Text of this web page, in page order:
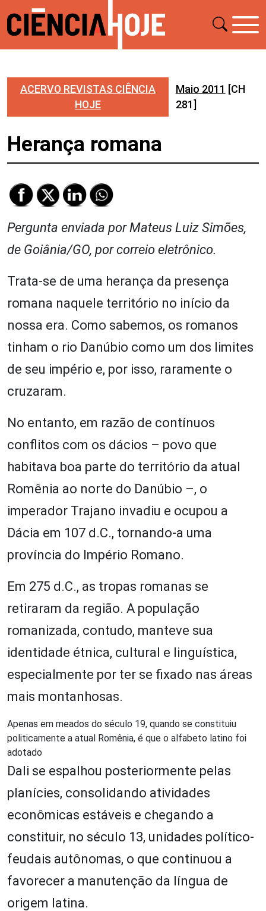
ACERVO REVISTAS CIÊNCIA
HOJE
Maio 2011 [CH
281]
Herança romana
Pergunta enviada por Mateus Luiz Simões,
de Goiânia/GO, por correio eletrônico.
Trata-se de uma herança da presença
romana naquele território no início da
nossa era. Como sabemos, os romanos
tinham o rio Danúbio como um dos limites
de seu império e, por isso, raramente o
cruzaram.
No entanto, em razão de contínuos
conflitos com os dácios – povo que
habitava boa parte do território da atual
Romênia ao norte do Danúbio –, o
imperador Trajano invadiu e ocupou a
Dácia em 107 d.C., tornando-a uma
província do Império Romano.
Em 275 d.C., as tropas romanas se
retiraram da região. A população
romanizada, contudo, manteve sua
identidade étnica, cultural e linguística,
especialmente por ter se fixado nas áreas
mais montanhosas.
Apenas em meados do século 19, quando se constituiu
politicamente a atual Romênia, é que o alfabeto latino foi
adotado
Dali se espalhou posteriormente pelas
planícies, consolidando atividades
econômicas estáveis e chegando a
constituir, no século 13, unidades político-
feudais autônomas, o que continuou a
favorecer a manutenção da língua de
origem latina.